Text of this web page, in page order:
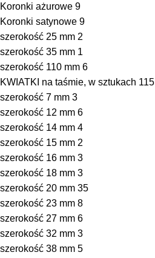
Koronki ażurowe 9
Koronki satynowe 9
szerokość 25 mm 2
szerokość 35 mm 1
szerokość 110 mm 6
KWIATKI na taśmie, w sztukach 115
szerokość 7 mm 3
szerokość 12 mm 6
szerokość 14 mm 4
szerokość 15 mm 2
szerokość 16 mm 3
szerokość 18 mm 3
szerokość 20 mm 35
szerokość 23 mm 8
szerokość 27 mm 6
szerokość 32 mm 3
szerokość 38 mm 5